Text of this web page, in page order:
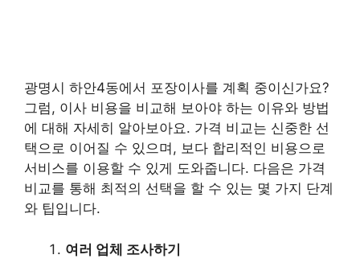
광명시 하안4동에서 포장이사를 계획 중이신가요?
그럼, 이사 비용을 비교해 보아야 하는 이유와 방법
에 대해 자세히 알아보아요. 가격 비교는 신중한 선
택으로 이어질 수 있으며, 보다 합리적인 비용으로
서비스를 이용할 수 있게 도와줍니다. 다음은 가격
비교를 통해 최적의 선택을 할 수 있는 몇 가지 단계
와 팁입니다.
여러 업체 조사하기